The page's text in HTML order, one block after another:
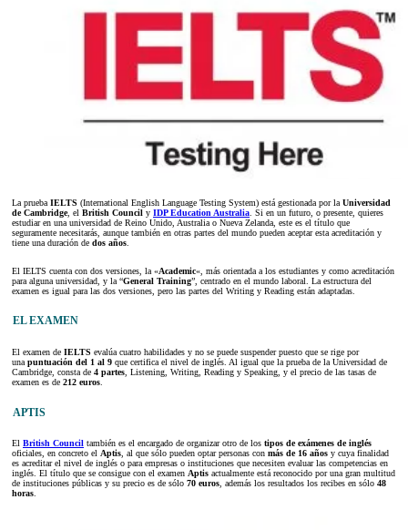
La prueba IELTS (International English Language Testing System) está gestionada por la Universidad
de Cambridge, el British Council y IDP Education Australia . Si en un futuro, o presente, quieres
estudiar en una universidad de Reino Unido, Australia o Nueva Zelanda, este es el título que
seguramente necesitarás, aunque también en otras partes del mundo pueden aceptar esta acreditación y
tiene una duración de dos años
El IELTS cuenta con dos versiones, la «Academic«, más orientada a los estudiantes y como acreditación
para alguna universidad, y la “General Training”, centrado en el mundo laboral. La estructura del
examen es igual para las dos versiones, pero las partes del Writing y Reading están adaptadas.
EL EXAMEN
El examen de IELTS evalúa cuatro habilidades y no se puede suspender puesto que se rige por
una puntuación del 1 al 9 que certifica el nivel de inglés. Al igual que la prueba de la Universidad de
Cambridge, consta de 4 partes , Listening, Writing, Reading y Speaking, y el precio de las tasas de
examen es de 212 euros
APTIS
El British Council también es el encargado de organizar otro de los tipos de exámenes de inglés
oficiales, en concreto el Aptis, al que sólo pueden optar personas con más de 16 años y cuya finalidad
es acreditar el nivel de inglés o para empresas o instituciones que necesiten evaluar las competencias en
inglés. El título que se consigue con el examen Aptis actualmente está reconocido por una gran multitud
de instituciones públicas y su precio es de sólo 70 euros, además los resultados los recibes en sólo 48
horas.